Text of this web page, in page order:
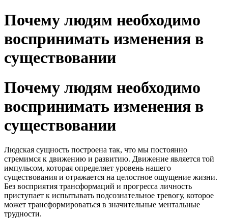
Skip
to
Почему людям необходимо
воспринимать изменения в
существовании
Почему людям необходимо
воспринимать изменения в
существовании
Людская сущность построена так, что мы постоянно
стремимся к движению и развитию. Движение является той
импульсом, которая определяет уровень нашего
существования и отражается на целостное ощущение жизни.
Без восприятия трансформаций и прогресса личность
приступает к испытывать подсознательное тревогу, которое
может трансформироваться в значительные ментальные
трудности.